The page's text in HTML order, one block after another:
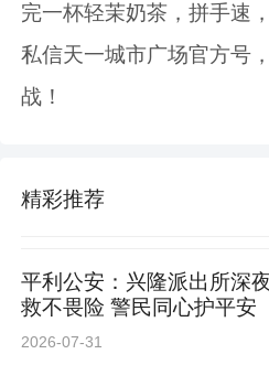
完一杯轻茉奶茶，拼手速
私信天一城市广场官方号
战！
精彩推荐
平利公安：兴隆派出所深
救不畏险 警民同心护平安
2026-07-31